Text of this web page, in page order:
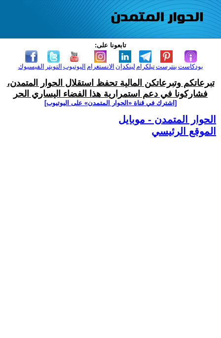
تابعونا على:
الفيسبوك التويتر اليوتيوب الانستغرام لينكدإن تيلكرامبنترست بودكاست
تبرعاتكم وتبرعاتكن المالية تحفظ استقلال الحوار المتمدن،
فشاركونا في دعم استمرارية هذا الفضاء اليساري الحر
[اشترك في قناة ‫«الحوار المتمدن» على اليوتيوب]
الحوار المتمدن - موبايل
الموقع الرئيسي